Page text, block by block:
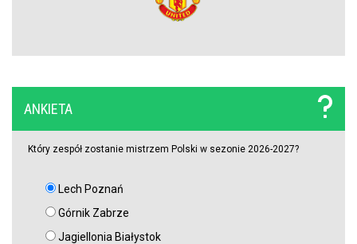
Niejasny los talentu Manchesteru United. Działacze szukają
Szokujący zwrot akcji na rynku transferowym. Gwiazdor odrzucił
ofertę Real Madryti zagra w Barcelonie
OFICJALNIE: Yan Diomande zawodnikiem Realu Madryt! Podpisał
wieloletni kontrakt
ANKIETA
Który zespół zostanie mistrzem Polski w sezonie 2026-2027?
Lech Poznań
Górnik Zabrze
Jagiellonia Białystok